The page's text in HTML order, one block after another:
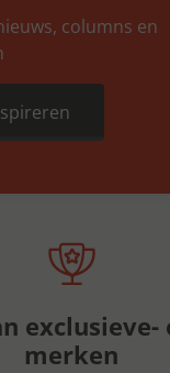
columns en
exclusieve-
merken